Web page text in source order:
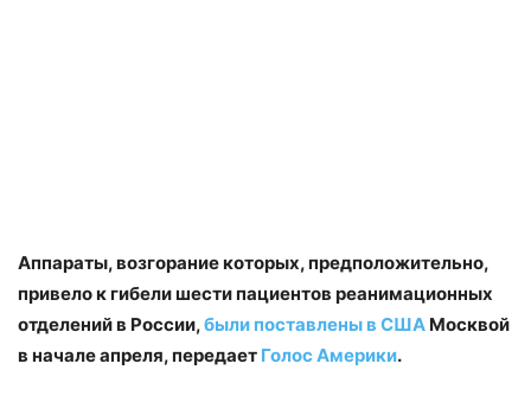
Аппараты, возгорание которых, предположительно,
привело к гибели шести пациентов реанимационных
отделений в России,были поставлены в США Москвой
в начале апреля, передает Голос Америки.